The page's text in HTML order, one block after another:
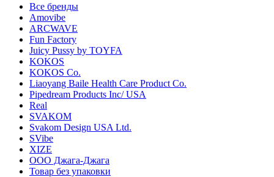
Все бренды
Amovibe
ARCWAVE
Fun Factory
Juicy Pussy by TOYFA
KOKOS
KOKOS Co.
Liaoyang Baile Health Care Product Co.
Pipedream Products Inc/ USA
Real
SVAKOM
Svakom Design USA Ltd.
SVibe
XIZE
ООО Джага-Джага
Товар без упаковки